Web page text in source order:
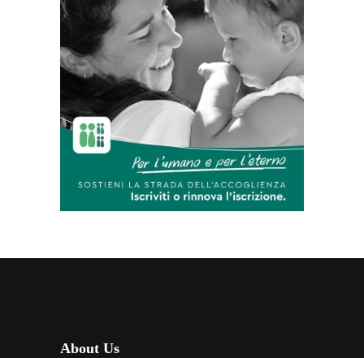
About Us